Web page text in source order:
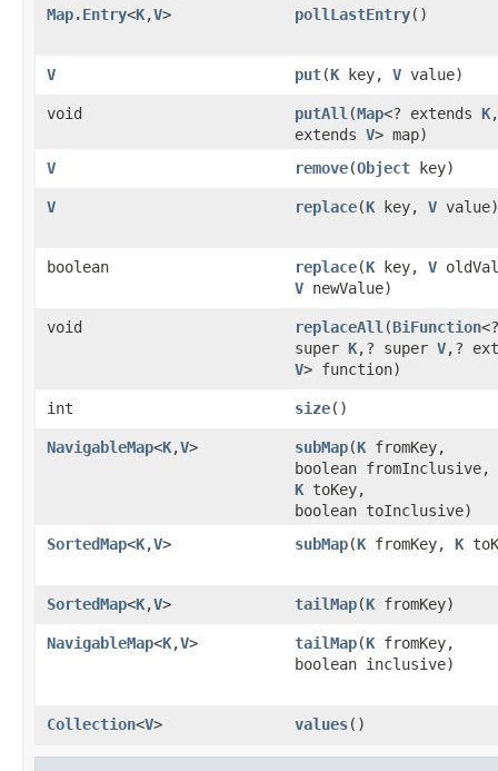
Map.Entry<K,V> pollLastEntry()
V put(K key, V value)
void putAll (Map<? extends K
extends V> map)
V
remove(Object key)
V replace(K key, V value)
boolean replace(K key, V
V newValue)
void replaceAll (BiFunction<?
super K,? super V,?
V> function)
int size()
NavigableMap<K,V> subMap(K fromKey,
boolean fromInclusive,
K toKey,
boolean toInclusive)
SortedMap<K,V> subMap(K fromKey, K
SortedMap<K,V> tailMap(K fromKey)
NavigableMap<K,V> tailMap(K fromKey,
boolean inclusive)
Collection<V> values()